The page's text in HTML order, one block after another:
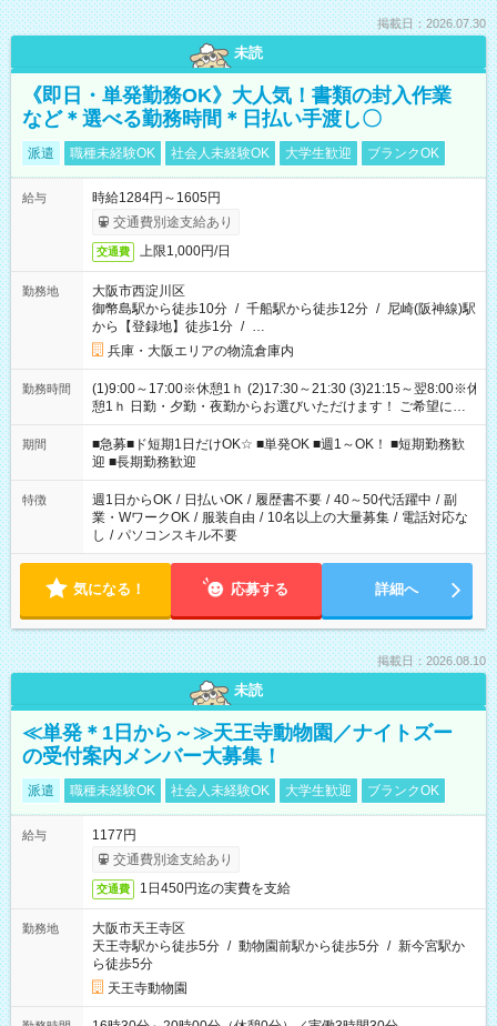
掲載日：2026.07.30
未読
《即日・単発勤務OK》大人気！書類の封入作業
など＊選べる勤務時間＊日払い手渡し〇
派遣 職種未経験OK 社会人未経験OK 大学生歓迎 ブランクOK
給与
時給1284円～1605円
交通費別途支給あり
交通費 上限1,000円/日
勤務地
大阪市西淀川区
御幣島駅から徒歩10分 / 千船駅から徒歩12分 / 尼崎(阪神線)駅
から【登録地】徒歩1分 / …
兵庫・大阪エリアの物流倉庫内
勤務時間
(1)9:00～17:00※休憩1ｈ (2)17:30～21:30 (3)21:15～翌8:00※休
憩1ｈ 日勤・夕勤・夜勤からお選びいただけます！ ご希望に合
わせて働けるお仕事です(*^^*) 【その他選べる勤務時間】 8-17
時/9-17時/9-18時/10-18時/11-21時/18-22時/20-翌4時/21-翌5
時/22-翌6時/0-翌8時 ご自身のご都合で選んで頂ける完全自由シ
フト！
期間
■急募■ド短期1日だけOK☆ ■単発OK ■週1～OK！ ■短期勤務歓
迎 ■長期勤務歓迎
特徴 週1日からOK / 日払いOK / 履歴書不要 / 40～50代活躍中 / 副
業・WワークOK / 服装自由 / 10名以上の大量募集 / 電話対応な
し / パソコンスキル不要
気になる！ 応募する 詳細へ
掲載日：2026.08.10
未読
≪単発＊1日から～≫天王寺動物園／ナイトズー
の受付案内メンバー大募集！
派遣 職種未経験OK 社会人未経験OK 大学生歓迎 ブランクOK
給与
1177円
交通費別途支給あり
交通費 1日450円迄の実費を支給
勤務地
大阪市天王寺区
天王寺駅から徒歩5分 / 動物園前駅から徒歩5分 / 新今宮駅か
ら徒歩5分
天王寺動物園